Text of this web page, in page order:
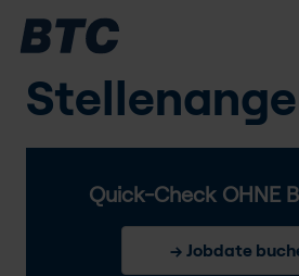
Quick-Check OHNE
→ Jobdate